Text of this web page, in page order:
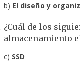
b) El diseño y
¿Cuál de los
almacenamiento
c) SSD